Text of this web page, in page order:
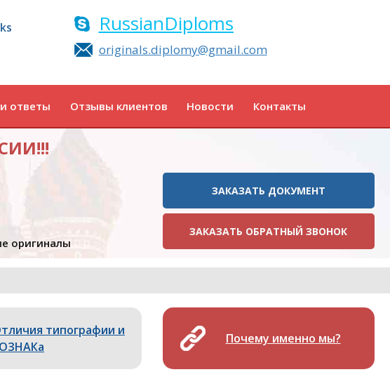
RussianDiploms
originals.diplomy@gmail.com
ответы Отзывы клиентов Новости Контакты
оригиналы
ЗАКАЗАТЬ ДОКУМЕНТ
ЗАКАЗАТЬ ОБРАТНЫЙ ЗВОНОК
типографии и
Почему именно мы?